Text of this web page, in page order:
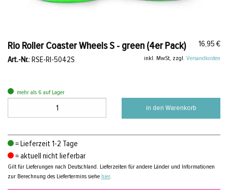
Rio Roller Coaster Wheels S - green (4er Pack)
16,95 €
Art.-Nr.: RSE-RI-5042S inkl. MwSt, zzgl. Versandkosten
mehr als 6 auf Lager
in den Warenkorb
= Lieferzeit 1-2 Tage
= aktuell nicht lieferbar
Gilt für Lieferungen nach Deutschland. Lieferzeiten für andere Länder und Informationen
zur Berechnung des Liefertermins siehe hier.